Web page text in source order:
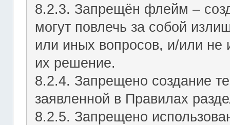
8.2.3. Запрещён флейм –
могут повлечь за собой
или иных вопросов, и/или
их решение.
8.2.4. Запрещено создание
заявленной в Правилах
8.2.5. Запрещено